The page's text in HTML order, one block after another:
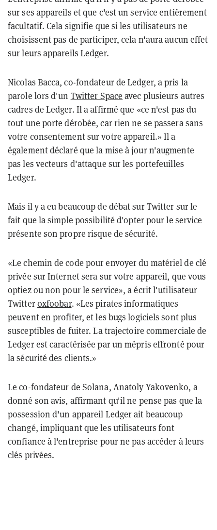
sur ses appareils et que c'est un service entièrement
facultatif. Cela signifie que si les utilisateurs ne
choisissent pas de participer, cela n'aura aucun effet
sur leurs appareils Ledger.
Nicolas Bacca, co-fondateur de Ledger, a pris la
parole lors d'un Twitter Space avec plusieurs autres
cadres de Ledger. Il a affirmé que «ce n'est pas du
tout une porte dérobée, car rien ne se passera sans
votre consentement sur votre appareil.» Il a
également déclaré que la mise à jour n'augmente
pas les vecteurs d'attaque sur les portefeuilles
Ledger.
Mais il y a eu beaucoup de débat sur Twitter sur le
fait que la simple possibilité d'opter pour le service
présente son propre risque de sécurité.
«Le chemin de code pour envoyer du matériel de clé
privée sur Internet sera sur votre appareil, que vous
optiez ou non pour le service», a écrit l'utilisateur
Twitter0xfoobar. «Les pirates informatiques
peuvent en profiter, et les bugs logiciels sont plus
susceptibles de fuiter. La trajectoire commerciale de
Ledger est caractérisée par un mépris effronté pour
la sécurité des clients.»
Le co-fondateur de Solana, Anatoly Yakovenko, a
donné son avis, affirmant qu'il ne pense pas que la
possession d'un appareil Ledger ait beaucoup
changé, impliquant que les utilisateurs font
confiance à l'entreprise pour ne pas accéder à leurs
clés privées.